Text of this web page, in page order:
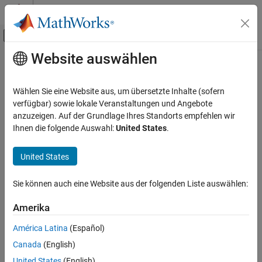
Weiter zum Inhalt
Umschaltung für Off-Canvas-
Startseite der Dokumentation
MATLAB Report Generator
Report Generator Development
Content Generation
Numbering
Syntax
Examples
Input Arguments
Output Arguments
Hauptinhalt
createAutoNumberStream
Class:mlreportgen.dom.Document
Namespace:mlreportgen.dom
expand all in page
Syntax
streamOut =
createAutoNumberStream(docObj,streamName,streamType)
streamType, initialValue)
Website auswählen
Wählen Sie eine Website aus, um übersetzte Inhalte (sofern
verfügbar) sowie lokale Veranstaltungen und Angebote
anzuzeigen. Auf der Grundlage Ihres Standorts empfehlen wir
Ihnen die folgende Auswahl:United States.
United States
Sie können auch eine Website aus der folgenden Liste auswählen:
Amerika
América Latina (Español)
Canada (English)